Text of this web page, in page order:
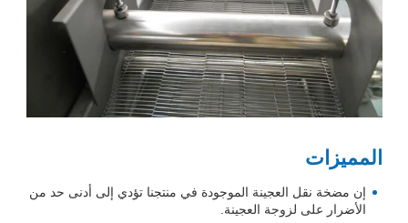
المميزات
إن مضخة نقل العجينة الموجودة في منتجنا تؤدي إلى أدنى حد من
الأضرار على لزوجة العجينة.